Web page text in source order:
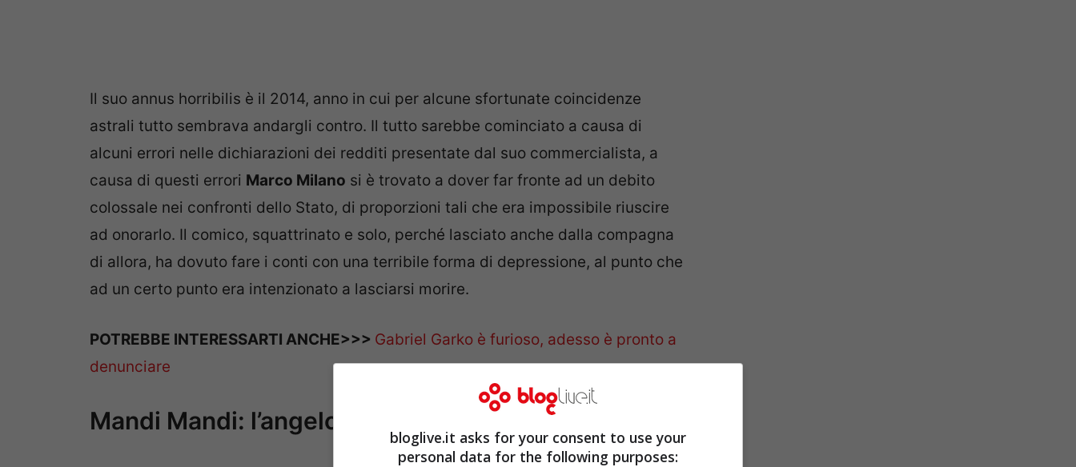
Il suo annus horribilis è il 2014, anno in cui per alcune sfortunate coincidenze
astrali tutto sembrava andargli contro. Il tutto sarebbe cominciato a causa di
alcuni errori nelle dichiarazioni dei redditi presentate dal suo commercialista, a
causa di questi errori Marco Milano si è trovato a dover far fronte ad un debito
colossale nei confronti dello Stato, di proporzioni tali che era impossibile riuscire
ad onorarlo. Il comico, squattrinato e solo, perché lasciato anche dalla compagna
di allora, ha dovuto fare i conti con una terribile forma di depressione, al punto che
ad un certo punto era intenzionato a lasciarsi morire.
POTREBBE INTERESSARTI ANCHE>>> Gabriel Garko è furioso, adesso è pronto a
denunciare
Mandi Mandi: l’angelo che lo ha salvato
bloglive.it asks for your consent to use your
personal data for the following purposes: